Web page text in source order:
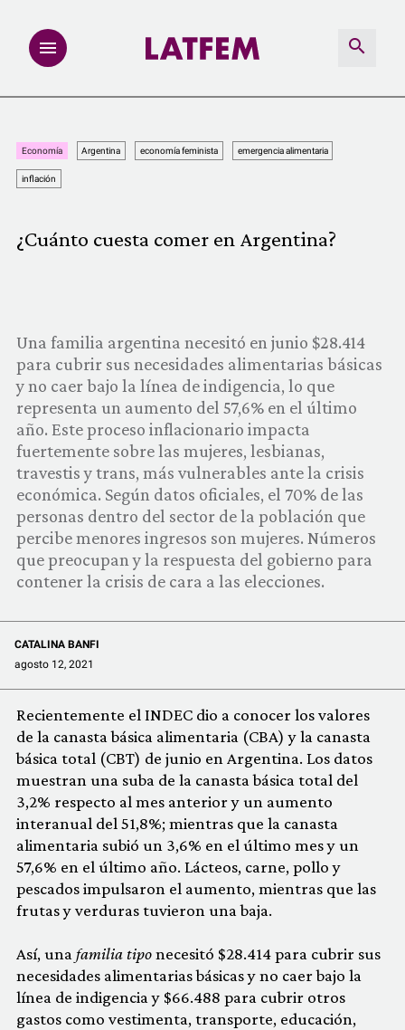
INVESTIGACIONES
PRODUCTOS
COMUNIDAD
Economía Argentina economía feminista emergencia alimentaria
inflación
¿Cuánto cuesta comer en Argentina?
Una familia argentina necesitó en junio $28.414
para cubrir sus necesidades alimentarias básicas
y no caer bajo la línea de indigencia, lo que
representa un aumento del 57,6% en el último
año. Este proceso inflacionario impacta
fuertemente sobre las mujeres, lesbianas,
travestis y trans, más vulnerables ante la crisis
económica. Según datos oficiales, el 70% de las
personas dentro del sector de la población que
percibe menores ingresos son mujeres. Números
que preocupan y la respuesta del gobierno para
contener la crisis de cara a las elecciones.
CATALINA BANFI
agosto 12, 2021
Recientemente el INDEC dio a conocer los valores
de la canasta básica alimentaria (CBA) y la canasta
básica total (CBT) de junio en Argentina. Los datos
muestran una suba de la canasta básica total del
3,2% respecto al mes anterior y un aumento
interanual del 51,8%; mientras que la canasta
alimentaria subió un 3,6% en el último mes y un
57,6% en el último año. Lácteos, carne, pollo y
pescados impulsaron el aumento, mientras que las
frutas y verduras tuvieron una baja.
Así, una familia tiponecesitó $28.414 para cubrir sus
necesidades alimentarias básicas y no caer bajo la
línea de indigencia y $66.488 para cubrir otros
gastos como vestimenta, transporte, educación,